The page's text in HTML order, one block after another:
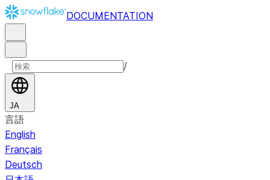
DOCUMENTATION
/
JA
言語
English
Français
Deutsch